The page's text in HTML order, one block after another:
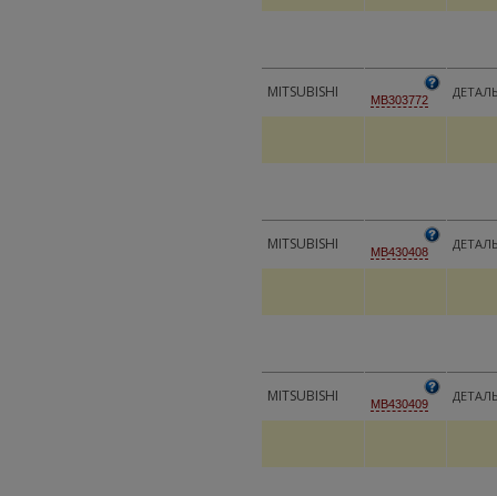
MITSUBISHI MB303772
MITSUBISHI MB430408
MITSUBISHI MB430409